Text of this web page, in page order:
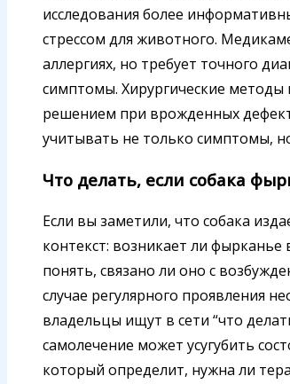
исследования более
стрессом для животного.
аллергиях, но требует точного
симптомы. Хирургические
решением при врожденных
учитывать не только симптомы,
Что делать, если собака
Если вы заметили, что собака
контекст: возникает ли
понять, связано ли оно с
случае регулярного проявления
владельцы ищут в сети “что
самолечение может усугубить
который определит, нужна ли